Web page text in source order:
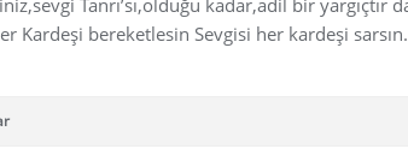
Tanrı’sı,olduğu kadar,adil bir yargıçtır
Kardeşi bereketlesin Sevgisi her kardeşi sarsın.